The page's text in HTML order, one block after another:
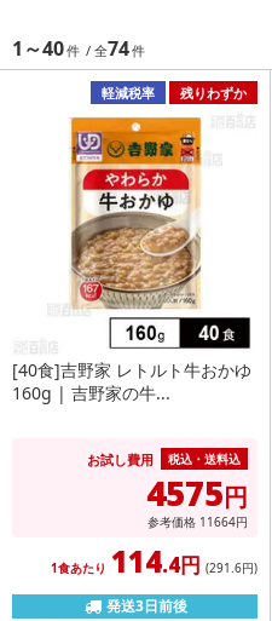
1～40 74
軽減税率 残りわずか
[40食]吉野家 レトルト牛おかゆ
160g | 吉野家の牛...
お試し費用 税込・送料込
4575円
参考価格 11664円
1食あたり 114.4円 (291.6円)
発送3日前後